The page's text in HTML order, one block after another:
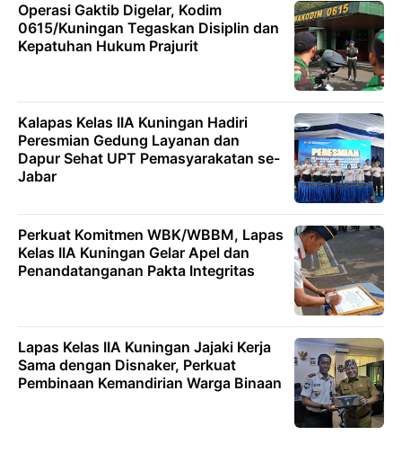
Operasi Gaktib Digelar, Kodim
0615/Kuningan Tegaskan Disiplin dan
Kepatuhan Hukum Prajurit
Kalapas Kelas IIA Kuningan Hadiri
Peresmian Gedung Layanan dan
Dapur Sehat UPT Pemasyarakatan se-
Jabar
Perkuat Komitmen WBK/WBBM, Lapas
Kelas IIA Kuningan Gelar Apel dan
Penandatanganan Pakta Integritas
Lapas Kelas IIA Kuningan Jajaki Kerja
Sama dengan Disnaker, Perkuat
Pembinaan Kemandirian Warga Binaan